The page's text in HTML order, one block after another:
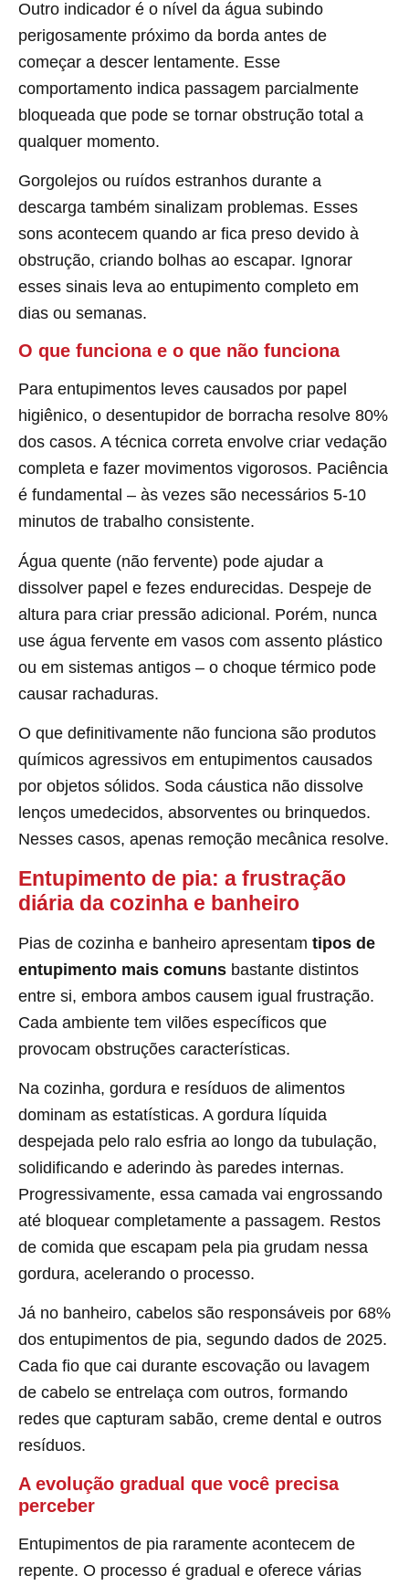
Outro indicador é o nível da água subindo
perigosamente próximo da borda antes de
começar a descer lentamente. Esse
comportamento indica passagem parcialmente
bloqueada que pode se tornar obstrução total a
qualquer momento.
Gorgolejos ou ruídos estranhos durante a
descarga também sinalizam problemas. Esses
sons acontecem quando ar fica preso devido à
obstrução, criando bolhas ao escapar. Ignorar
esses sinais leva ao entupimento completo em
dias ou semanas.
O que funciona e o que não funciona
Para entupimentos leves causados por papel
higiênico, o desentupidor de borracha resolve 80%
dos casos. A técnica correta envolve criar vedação
completa e fazer movimentos vigorosos. Paciência
é fundamental – às vezes são necessários 5-10
minutos de trabalho consistente.
Água quente (não fervente) pode ajudar a
dissolver papel e fezes endurecidas. Despeje de
altura para criar pressão adicional. Porém, nunca
use água fervente em vasos com assento plástico
ou em sistemas antigos – o choque térmico pode
causar rachaduras.
O que definitivamente não funciona são produtos
químicos agressivos em entupimentos causados
por objetos sólidos. Soda cáustica não dissolve
lenços umedecidos, absorventes ou brinquedos.
Nesses casos, apenas remoção mecânica resolve.
Entupimento de pia: a frustração
diária da cozinha e banheiro
Pias de cozinha e banheiro apresentam tipos de
entupimento mais comuns bastante distintos
entre si, embora ambos causem igual frustração.
Cada ambiente tem vilões específicos que
provocam obstruções características.
Na cozinha, gordura e resíduos de alimentos
dominam as estatísticas. A gordura líquida
despejada pelo ralo esfria ao longo da tubulação,
solidificando e aderindo às paredes internas.
Progressivamente, essa camada vai engrossando
até bloquear completamente a passagem. Restos
de comida que escapam pela pia grudam nessa
gordura, acelerando o processo.
Já no banheiro, cabelos são responsáveis por 68%
dos entupimentos de pia, segundo dados de 2025.
Cada fio que cai durante escovação ou lavagem
de cabelo se entrelaça com outros, formando
redes que capturam sabão, creme dental e outros
resíduos.
A evolução gradual que você precisa
perceber
Entupimentos de pia raramente acontecem de
repente. O processo é gradual e oferece várias